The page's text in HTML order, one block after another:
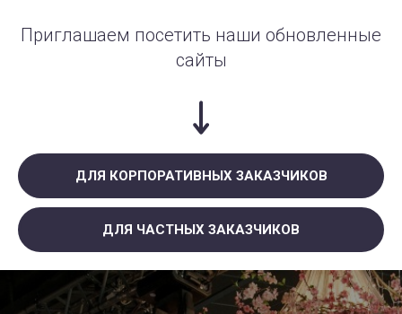
Приглашаем посетить наши обновленные
сайты
ДЛЯ КОРПОРАТИВНЫХ ЗАКАЗЧИКОВ
ДЛЯ ЧАСТНЫХ ЗАКАЗЧИКОВ